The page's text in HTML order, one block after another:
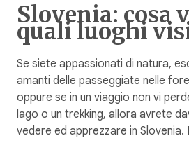
Slovenia: cosa
quali luoghi
Se siete appassionati di natura,
amanti delle passeggiate nelle
oppure se in un viaggio non vi
lago o un trekking, allora avrete
vedere ed apprezzare in